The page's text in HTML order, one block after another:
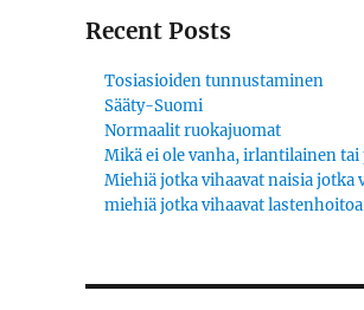
Recent Posts
Tosiasioiden tunnustaminen
Sääty-Suomi
Normaalit ruokajuomat
Mikä ei ole vanha, irlantilainen tai
Miehiä jotka vihaavat naisia jotka
miehiä jotka vihaavat lastenhoitoa